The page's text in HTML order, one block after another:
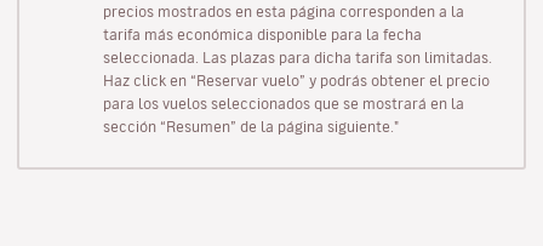
precios mostrados en esta página corresponden a la
tarifa más económica disponible para la fecha
seleccionada. Las plazas para dicha tarifa son limitadas.
Haz click en “Reservar vuelo” y podrás obtener el precio
para los vuelos seleccionados que se mostrará en la
sección “Resumen” de la página siguiente."